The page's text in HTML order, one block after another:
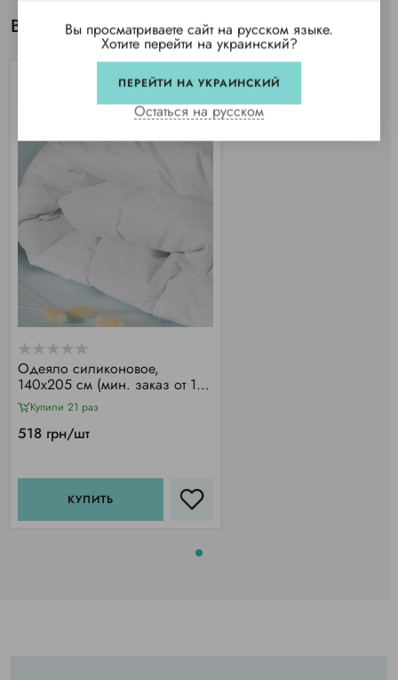
Вы просматривали
Одеяло силиконовое,
140х205 см (мин. заказ от 10
шт)Купили 21 раз
518 грн/шт
КУПИТЬ
Вы просматриваете сайт на русском языке.
Хотите перейти на украинский?
ПЕРЕЙТИ НА УКРАИНСКИЙ
Остаться на русском